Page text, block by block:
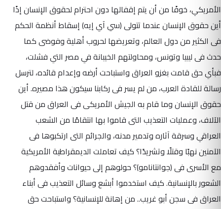
الأمريكي، خوفًا من أن يتم إقفالها دون احترام لحقوق الإنسان إذًا
أين حقوق الإنسان عندما تتولى (سي آي إيه) إسقاط أنظمة الحكم
فى الكثير من دول العالم، وتعريضها لحروب أهلية وفوضى كما
حدث فى ليبيا وتونس، ومحاولتهم الخيبانة في مصر التي فشلت،
فبأي حق قامت بغزو العراق واستباحت أرضه وإعدام قائده، لترسل
رسالة للقادة العرب، من لم يسر فى ركابنا سيكون هذا مصيره. أين
حقوق الإنسان وما قام به الجيش الأمريكى فى العراق من قتل
الآلاف، وعمليات التعذيب التى قاموا بها انتقامًا من الشعب
العراقي وسرقة آثاره وتدمير مدنه، والجرائم التى ارتكبوها فى
الآمنين نهبًا وقتلًا وتشريدًا؟ كيف تعاملت الديمقراطية الأمريكية
مع الأسرى فى (جوانتانامو)؟ حولوهم إلى حيوانات وأفقدوهم
الشعور بالإنسانية. كيف استخدموا أبشع وسائل التعذيب فى أبناء
العراق فى سجن أبو غريب.. من إهانة للإنسانية؟ واستباحت حق